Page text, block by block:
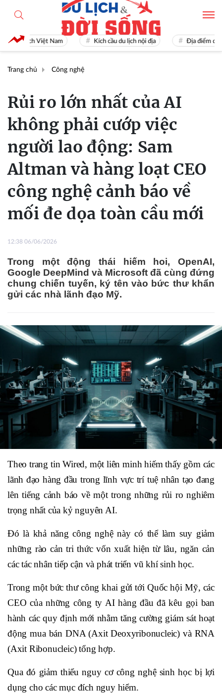
Du lịch Việt Nam Kích cầu du lịch nội địa Địa điểm du lịch
Trang chủ Công nghệ
Rủi ro lớn nhất của AI
không phải cướp việc
người lao động: Sam
Altman và hàng loạt CEO
công nghệ cảnh báo về
mối đe dọa toàn cầu mới
12:38 06/06/2026
Trong một động thái hiếm hoi, OpenAI,
Google DeepMind và Microsoft đã cùng đứng
chung chiến tuyến, ký tên vào bức thư khẩn
gửi các nhà lãnh đạo Mỹ.
Theo trang tin Wired, một liên minh hiếm thấy gồm các
lãnh đạo hàng đầu trong lĩnh vực trí tuệ nhân tạo đang
lên tiếng cảnh báo về một trong những rủi ro nghiêm
trọng nhất của kỷ nguyên AI.
Đó là khả năng công nghệ này có thể làm suy giảm
những rào cản tri thức vốn xuất hiện từ lâu, ngăn cản
các tác nhân tiếp cận và phát triển vũ khí sinh học.
Trong một bức thư công khai gửi tới Quốc hội Mỹ, các
CEO của những công ty AI hàng đầu đã kêu gọi ban
hành các quy định mới nhằm tăng cường giám sát hoạt
động mua bán DNA (Axit Deoxyribonucleic) và RNA
(Axit Ribonucleic) tổng hợp.
Qua đó giảm thiểu nguy cơ công nghệ sinh học bị lợi
dụng cho các mục đích nguy hiểm.